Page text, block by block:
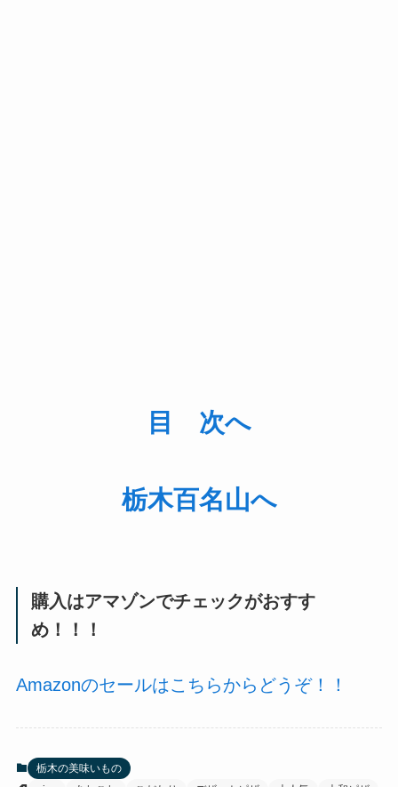
目 次へ
栃木百名山へ
購入はアマゾンでチェックがおすす
め！！！
Amazonのセールはこちらからどうぞ！！
栃木の美味いもの